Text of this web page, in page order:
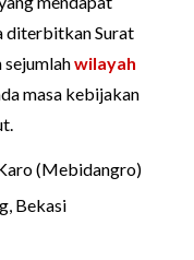
diterbitkan Surat
sejumlahwilayah
masa kebijakan
(Mebidangro)
Bekasi